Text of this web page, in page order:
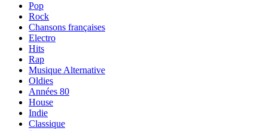
Pop
Rock
Chansons françaises
Electro
Hits
Rap
Musique Alternative
Oldies
Années 80
House
Indie
Classique